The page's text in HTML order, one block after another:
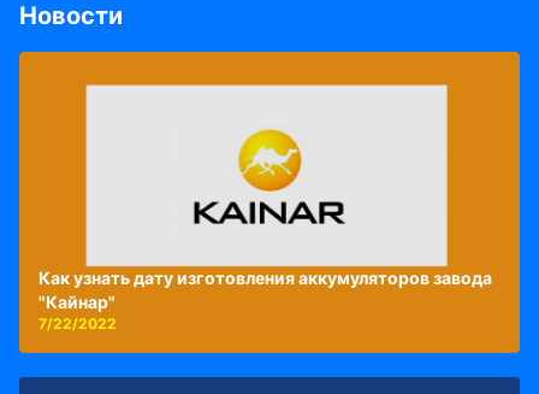
Новости
Как узнать дату изготовления аккумуляторов завода
"Кайнар"
7/22/2022